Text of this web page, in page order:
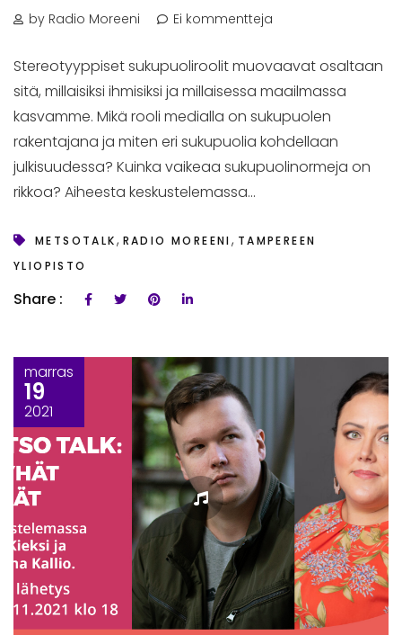
by Radio Moreeni Ei kommentteja
Stereotyyppiset sukupuoliroolit muovaavat osaltaan
sitä, millaisiksi ihmisiksi ja millaisessa maailmassa
kasvamme. Mikä rooli medialla on sukupuolen
rakentajana ja miten eri sukupuolia kohdellaan
julkisuudessa? Kuinka vaikeaa sukupuolinormeja on
rikkoa? Aiheesta keskustelemassa...
METSOTALK, RADIO MOREENI, TAMPEREEN
YLIOPISTO
Share :
marras
19
2021